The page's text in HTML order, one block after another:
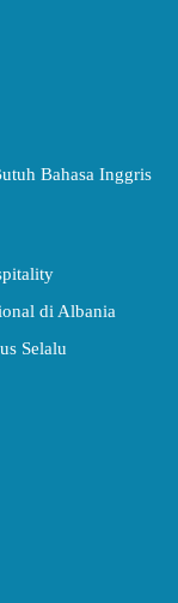
Bahasa Inggris
di Albania
Selalu